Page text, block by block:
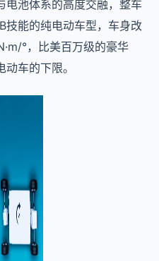
电池体系的高度交融，整车
技能的纯电动车型，车身改
°，比美百万级的豪华
车的下限。